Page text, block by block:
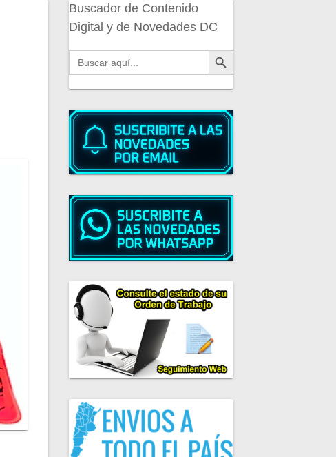
Buscador de Contenido
Digital y de Novedades DC
Buscar: Botón de búsqueda